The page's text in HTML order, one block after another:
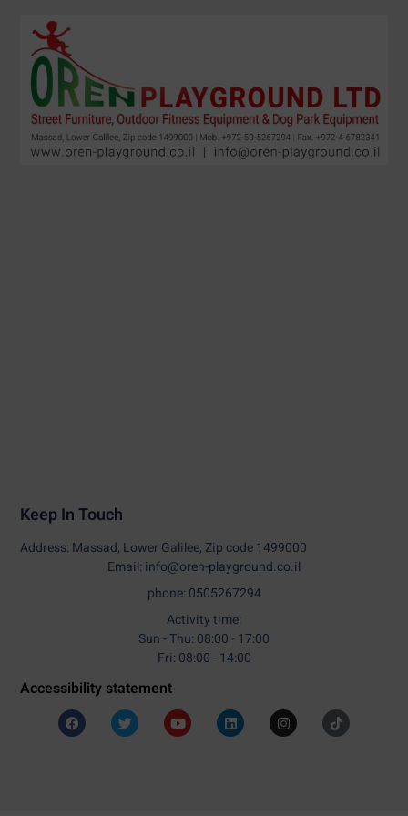
Keep In Touch
Address: Massad, Lower Galilee, Zip code 1499000
Email: info@oren-playground.co.il
phone: 0505267294
Activity time:
Sun - Thu: 08:00 - 17:00
Fri: 08:00 - 14:00
Accessibility statement